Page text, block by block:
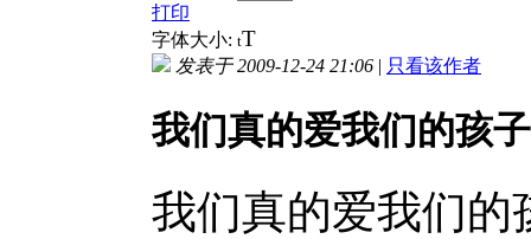
打印
字体大小: tT
发表于 2009-12-24 21:06 | 只看该作者
我们真的爱我们的孩
我们真的爱我们的